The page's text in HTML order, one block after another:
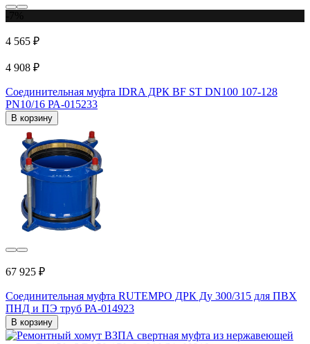
4 565 ₽
4 908 ₽
Соединительная муфта IDRA ДРК BF ST DN100 107-128
PN10/16 РА-015233
В корзину
67 925 ₽
Соединительная муфта RUTEMPО ДРК Ду 300/315 для ПВХ
ПНД и ПЭ труб РА-014923
В корзину